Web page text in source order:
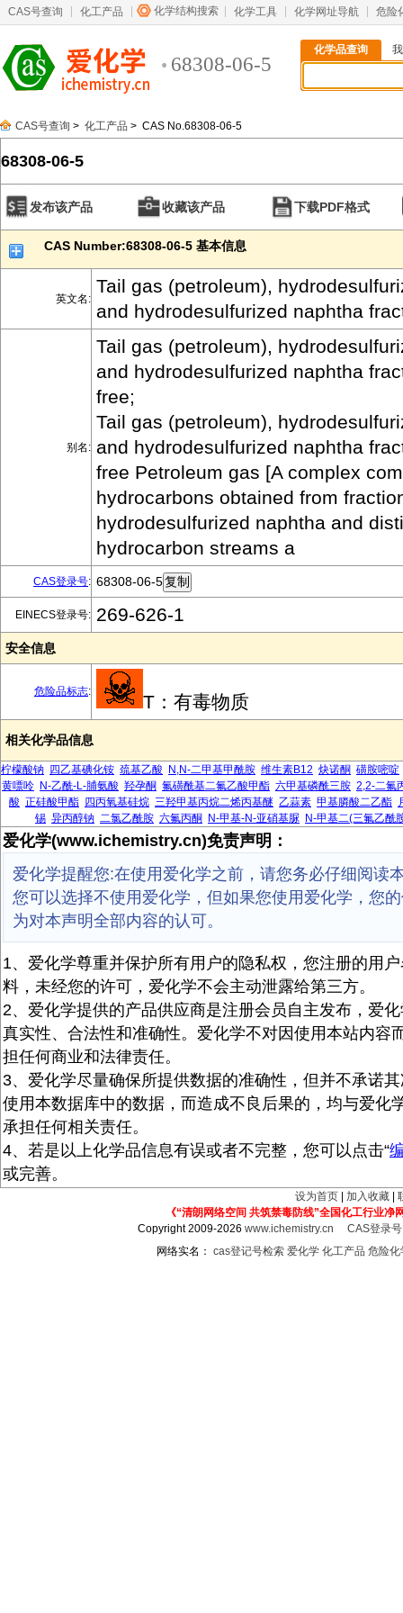
CAS号查询 化工产品 化学结构搜索 化学工具 化学网址导航 危险
68308-06-5
化学品查询
CAS号查询 > 化工产品 > CAS No.68308-06-5
68308-06-5
发布该产品 收藏该产品 下载PDF格式
CAS Number:68308-06-5 基本信息
英文名:
Tail gas (petroleum),
and hydrodesulfurized naphtha
别名:
Tail gas (petroleum),
and hydrodesulfurized naphtha
free;
Tail gas (petroleum),
and hydrodesulfurized naphtha
free Petroleum gas [A complex
hydrocarbons obtained from
hydrodesulfurized naphtha and
hydrocarbon streams a
CAS登录号: 68308-06-5
EINECS登录号: 269-626-1
安全信息
危险品标志: T：有毒物质
相关化学品信息
柠檬酸钠 四乙基碘化铵 巯基乙酸 N,N-二甲基甲酰胺 维生素B12 炔诺酮 磺胺嘧啶
黄嘌呤 N-乙酰-L-脯氨酸 羟孕酮 氟磺酰基二氟乙酸甲酯 六甲基磷酰三胺 2,2-二氟
酸 正硅酸甲酯 四丙氧基硅烷 三羟甲基丙烷二烯丙基醚 乙蒜素 甲基膦酸二乙酯
锡 异丙醇钠 二氯乙酰胺 六氟丙酮 N-甲基-N-亚硝基脲 N-甲基二(三氟乙酰
爱化学(www.ichemistry.cn)免责声明：
爱化学提醒您:在使用爱化学之前，请您务必仔细阅读
您可以选择不使用爱化学，但如果您使用爱化学，您
为对本声明全部内容的认可。
1、爱化学尊重并保护所有用户的隐私权，您注册的用
料，未经您的许可，爱化学不会主动泄露给第三方。
2、爱化学提供的产品供应商是注册会员自主发布，爱
真实性、合法性和准确性。爱化学不对因使用本站内容
担任何商业和法律责任。
3、爱化学尽量确保所提供数据的准确性，但并不承诺
使用本数据库中的数据，而造成不良后果的，均与爱化
承担任何相关责任。
4、若是以上化学品信息有误或者不完整，您可以点击“
或完善。
设为首页 加入收藏
《“清朗网络空间 共筑禁毒防线”全国化工行业净
Copyright 2009-2026www.ichemistry.cn
CAS登录
网络实名： cas登记号检索 爱化学 化工产品 危险化